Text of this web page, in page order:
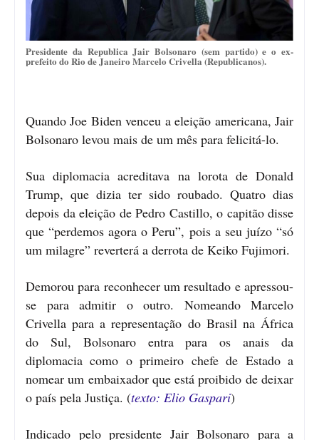
Presidente da Republica Jair Bolsonaro (sem partido) e o ex-
prefeito do Rio de Janeiro Marcelo Crivella (Republicanos).
Quando Joe Biden venceu a eleição americana, Jair
Bolsonaro levou mais de um mês para felicitá-lo.
Sua diplomacia acreditava na lorota de Donald
Trump, que dizia ter sido roubado. Quatro dias
depois da eleição de Pedro Castillo, o capitão disse
que “perdemos agora o Peru”, pois a seu juízo “só
um milagre” reverterá a derrota de Keiko Fujimori.
Demorou para reconhecer um resultado e apressou-
se para admitir o outro. Nomeando Marcelo
Crivella para a representação do Brasil na África
do Sul, Bolsonaro entra para os anais da
diplomacia como o primeiro chefe de Estado a
nomear um embaixador que está proibido de deixar
o país pela Justiça. (texto: Elio Gaspari)
Indicado pelo presidente Jair Bolsonaro para a